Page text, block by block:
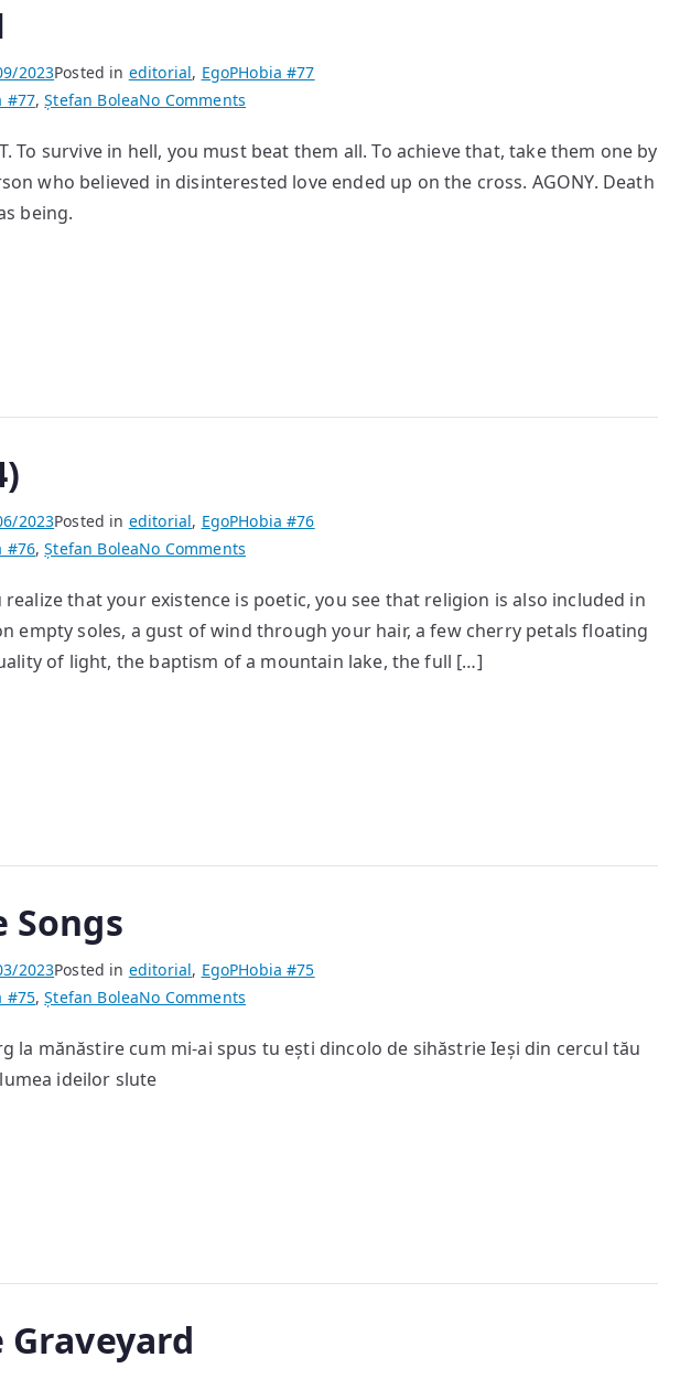
2023Posted in editorial, EgoPHobia #77
#77,Ștefan BoleaNo Comments
101
To survive in hell, you must beat them all. To achieve that, take them one by
who believed in disinterested love ended up on the cross. AGONY. Death
being.
2023Posted in editorial, EgoPHobia #76
#76,Ștefan BoleaNo Comments
14(14)
realize that your existence is poetic, you see that religion is also included in
empty soles, a gust of wind through your hair, a few cherry petals floating
of light, the baptism of a mountain lake, the full […]
Songs
2023Posted in editorial, EgoPHobia #75
#75,Ștefan BoleaNo Comments
Love
la mănăstire cum mi-ai spus tu ești dincolo de sihăstrie Ieși din cercul tău
ideilor slute